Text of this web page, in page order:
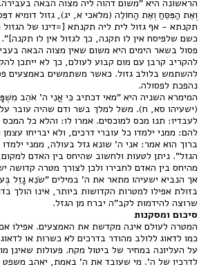
הראשונה היא "משום דהוה ליה מצוה הבאה
וְאֶת הַפִּסֵּחַ וְאֶת הַחוֹלֶה (מלאכי א, יג), גזול דומיא
תקנתא - אף גזול לית ליה תקנתא [=דינו של הגזול
כשם שלפיסח אין לו תקנה, כך לגזול אין לו
פסול בשאר הימים היא משום שאין מצוה הבאה
להקריב קרבן עם מום קבוע לעולם, כך לא ייתכן
להשתמש בלולב גזול. כאשר משתמשים באמצעים
נהפכת לפסולה.
המימרא השניה היא "מאי דכתיב כִּי אֲנִי ה' אֹהֵב
(ישעיהו סא, ח). משל למלך בשר ודם שהיה עובר
לעבדיו: תנו מכס למוכסים. אמרו לו: והלא כל
להם: ממני ילמדו כל עוברי דרכים, ולא יבריחו
ברוך הוא אמר: אני ה' שונא גזל בעולה, ממני ילמדו
הגזל". ניתן לטעות ולחשוב שהיחס בין האדם
מהיחס בין האדם לחבירו ולכן לצורך מטרה קדושה
אך הנביא ישעיהו מתאר את ה' במילים "שֹׂנֵא גָזֵל
בזולת אפילו למטרות הקדושות ביותר, אינו הולך
שרוצה להידמות לקב"ה יברח מן הגזל.
סיכום ומסקנות
המטרה לעולם אינה מקדשת את האמצעים. אפילו
כמו לדאוג ללולב מהודר בדרכים לא כשרות או
על העליונה במחיר של ביטול מקח. פעולות שאינן
לדרכיו של ה'. מי שעובד את ה' באמת, יאהב משפט